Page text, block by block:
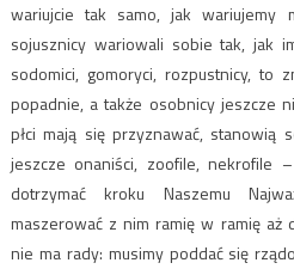
wariujcie tak samo, jak wariujemy
sojusznicy wariowali sobie tak, jak
sodomici, gomoryci, rozpustnicy, to
popadnie, a także osobnicy jeszcze
płci mają się przyznawać, stanowią
jeszcze onaniści, zoofile, nekrofile
dotrzymać kroku Naszemu
maszerować z nim ramię w ramię aż
nie ma rady: musimy poddać się